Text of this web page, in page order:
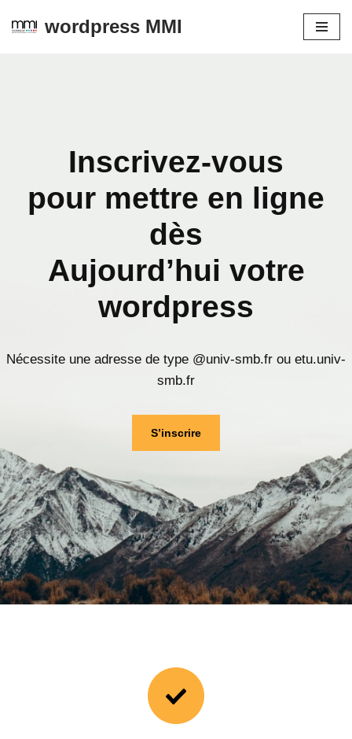
wordpress MMI
Inscrivez-vous
pour mettre en ligne
dès
Aujourd’hui votre
wordpress
Nécessite une adresse de type @univ-smb.fr ou etu.univ-
smb.fr
S’inscrire